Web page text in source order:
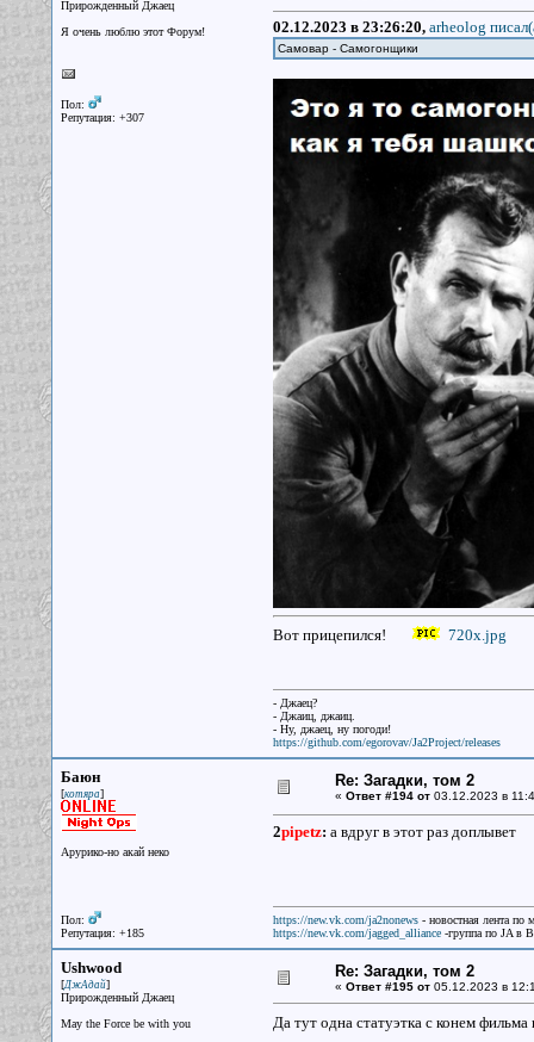
Прирожденный Джаец
Я очень люблю этот Форум!
Пол:
Репутация: +307
02.12.2023 в 23:26:20, arheolog
Самовар - Самогонщики
Вот прицепился! 720x.jpg
- Джаец?
- Джаиц, джаиц.
- Ну, джаец, ну погоди!
https://github.com/egorovav/Ja2Project/releases
Баюн
[котяра]
Арурико-но акай неко
Пол:
Репутация: +185
Re: Загадки, том 2
« Ответ #194 от03.12.2023 в
2pipetz: а вдруг в этот раз доплывет
https://new.vk.com/ja2nonews- новостная лента по
https://new.vk.com/jagged_alliance-группа по JA в
Ushwood
[ДжАдай]
Прирожденный Джаец
May the Force be with you
Re: Загадки, том 2
« Ответ #195 от05.12.2023 в
Да тут одна статуэтка с конем фильма